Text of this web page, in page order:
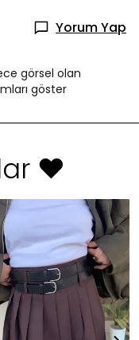
Yorum Yap
görsel olan
göster
❤️